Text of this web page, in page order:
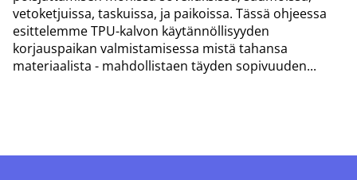
vetoketjuissa, taskuissa, ja paikoissa. Tässä ohjeessa
esittelemme TPU-kalvon käytännöllisyyden
korjauspaikan valmistamisessa mistä tahansa
materiaalista - mahdollistaen täyden sopivuuden...